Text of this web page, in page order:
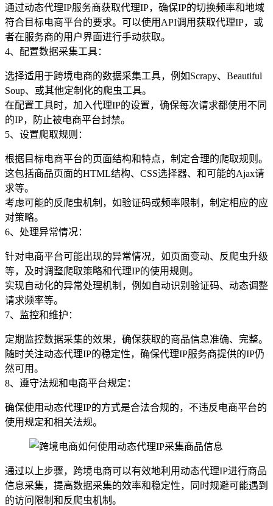
通过动态代理IP服务商获取代理IP，确保IP的切换频率和地域
符合目标电商平台的要求。可以使用API调用获取代理IP，或
者在服务商的用户界面进行手动获取。
4、配置数据采集工具：
选择适用于跨境电商的数据采集工具，例如Scrapy、Beautiful
Soup、或其他定制化的爬虫工具。
在配置工具时，加入代理IP的设置，确保每次请求都使用不同
的IP，防止被电商平台封禁。
5、设置爬取规则：
根据目标电商平台的页面结构和特点，制定合理的爬取规则。
这包括商品页面的HTML结构、CSS选择器、和可能的Ajax请
求等。
考虑可能的反爬虫机制，如验证码或频率限制，制定相应的应
对策略。
6、处理异常情况：
针对电商平台可能出现的异常情况，如页面变动、反爬虫升级
等，及时调整爬取策略和代理IP的使用规则。
实现自动化的异常处理机制，例如自动识别验证码、动态调整
请求频率等。
7、监控和维护：
定期监控数据采集的效果，确保获取的商品信息准确、完整。
随时关注动态代理IP的稳定性，确保代理IP服务商提供的IP仍
然可用。
8、遵守法规和电商平台规定：
确保使用动态代理IP的方式是合法合规的，不违反电商平台的
使用规定和相关法规。
通过以上步骤，跨境电商可以有效地利用动态代理IP进行商品
信息采集，提高数据采集的效率和稳定性，同时规避可能遇到
的访问限制和反爬虫机制。